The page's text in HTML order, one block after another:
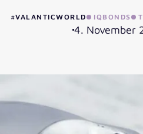
#VALANTICWORLD IQBONDS
4. November